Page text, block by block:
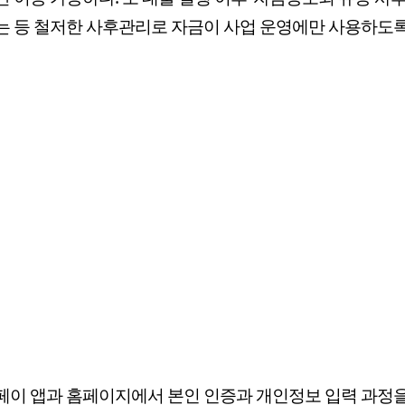
등 철저한 사후관리로 자금이 사업 운영에만 사용하도
이 앱과 홈페이지에서 본인 인증과 개인정보 입력 과정